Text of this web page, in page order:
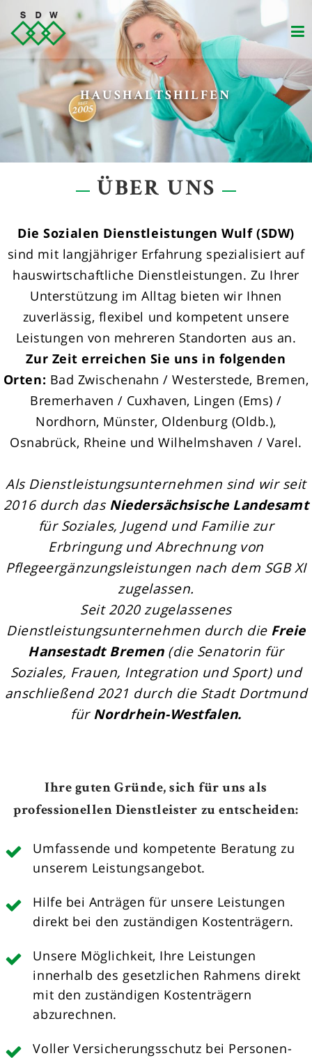
Zum
Inhalt
springen
HAUSHALTSHILFEN
ÜBER UNS
Die Sozialen Dienstleistungen Wulf (SDW)
sind mit langjähriger Erfahrung spezialisiert auf
hauswirtschaftliche Dienstleistungen. Zu Ihrer
Unterstützung im Alltag bieten wir Ihnen
zuverlässig, flexibel und kompetent unsere
Leistungen von mehreren Standorten aus an.
Zur Zeit erreichen Sie uns in folgenden
Orten: Bad Zwischenahn / Westerstede, Bremen,
Bremerhaven / Cuxhaven, Lingen (Ems) /
Nordhorn, Münster, Oldenburg (Oldb.),
Osnabrück, Rheine und Wilhelmshaven / Varel.
Als Dienstleistungsunternehmen sind wir seit
2016 durch dasNiedersächsische Landesamt
für Soziales, Jugend und Familie zur
Erbringung und Abrechnung von
Pflegeergänzungsleistungen nach dem SGB XI
zugelassen.
Seit 2020 zugelassenes
Dienstleistungsunternehmen durch die Freie
Hansestadt Bremen(die Senatorin für
Soziales, Frauen, Integration und Sport) und
anschließend 2021 durch die Stadt Dortmund
fürNordrhein-Westfalen.
Ihre guten Gründe, sich für uns als
professionellen Dienstleister zu entscheiden:
Umfassende und kompetente Beratung zu
unserem Leistungsangebot.
Hilfe bei Anträgen für unsere Leistungen
direkt bei den zuständigen Kostenträgern.
Unsere Möglichkeit, Ihre Leistungen
innerhalb des gesetzlichen Rahmens direkt
mit den zuständigen Kostenträgern
abzurechnen.
Voller Versicherungsschutz bei Personen-